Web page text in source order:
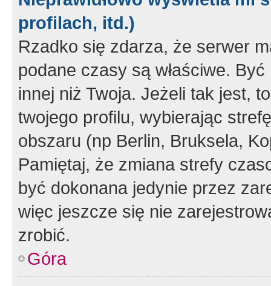
profilach, itd.)
Rzadko się zdarza, że serwer
podane czasy są właściwe.
innej niż Twoja. Jeżeli tak jest,
twojego profilu, wybierając
obszaru (np Berlin, Bruksela,
Pamiętaj, że zmiana strefy
być dokonana jedynie przez
więc jeszcze się nie
zrobić.
Góra